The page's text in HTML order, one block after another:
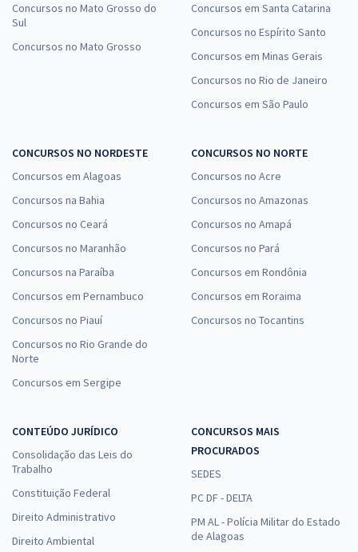
Concursos no Mato Grosso do
Sul
Concursos no Mato Grosso
Concursos em Santa Catarina
Concursos no Espírito Santo
Concursos em Minas Gerais
Concursos no Rio de Janeiro
Concursos em São Paulo
CONCURSOS NO NORDESTE
Concursos em Alagoas
Concursos na Bahia
Concursos no Ceará
Concursos no Maranhão
Concursos na Paraíba
Concursos em Pernambuco
Concursos no Piauí
Concursos no Rio Grande do
Norte
Concursos em Sergipe
CONCURSOS NO NORTE
Concursos no Acre
Concursos no Amazonas
Concursos no Amapá
Concursos no Pará
Concursos em Rondônia
Concursos em Roraima
Concursos no Tocantins
CONTEÚDO JURÍDICO
Consolidação das Leis do
Trabalho
Constituição Federal
Direito Administrativo
Direito Ambiental
CONCURSOS MAIS
PROCURADOS
SEDES
PC DF - DELTA
PM AL - Polícia Militar do Estado
de Alagoas